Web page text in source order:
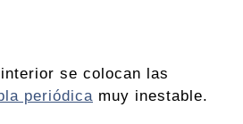
se colocan las
periódica muy inestable.